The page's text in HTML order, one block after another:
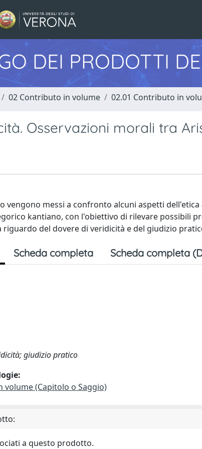
DEI PRODOTTI
02 Contributo in volume 02.01 Contributo in
Osservazioni morali tra
vengono messi a confronto alcuni aspetti
kantiano, con l'obiettivo di rilevare possibili
riguardo del dovere di veridicità e del giudizio
Scheda completa Scheda completa
giudizio pratico
volume (Capitolo o Saggio)
a questo prodotto.